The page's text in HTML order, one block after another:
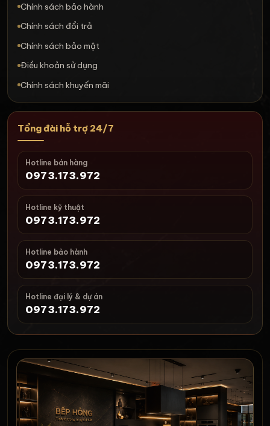
Chính sách bảo hành
Chính sách đổi trả
Chính sách bảo mật
Điều khoản sử dụng
Chính sách khuyến mãi
Tổng đài hỗ trợ 24/7
Hotline bán hàng
0973.173.972
Hotline kỹ thuật
0973.173.972
Hotline bảo hành
0973.173.972
Hotline đại lý & dự án
0973.173.972